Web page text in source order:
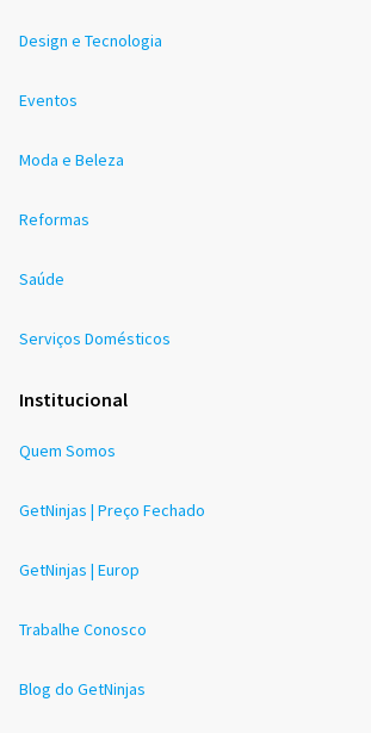
Design e Tecnologia
Eventos
Moda e Beleza
Reformas
Saúde
Serviços Domésticos
Institucional
Quem Somos
GetNinjas | Preço Fechado
GetNinjas | Europ
Trabalhe Conosco
Blog do GetNinjas